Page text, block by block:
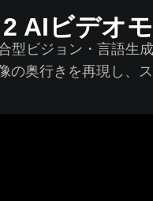
AIビデオ
型ビジョン・言語生
の奥行きを再現し、